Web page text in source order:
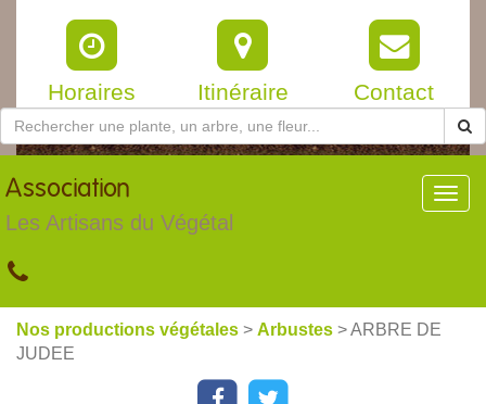
Horaires Itinéraire Contact
Association
Les Artisans du Végétal
Nos productions végétales > Arbustes > ARBRE DE
JUDEE